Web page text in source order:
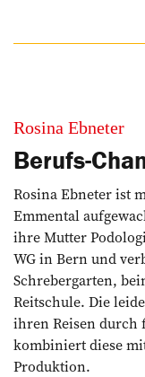
Rosina Ebneter
Berufs-
Rosina Ebneter ist
Emmental
ihre Mutter
WG in Bern und
Schrebergarten,
Reitschule. Die
ihren Reisen durch
kombiniert diese
Produktion.